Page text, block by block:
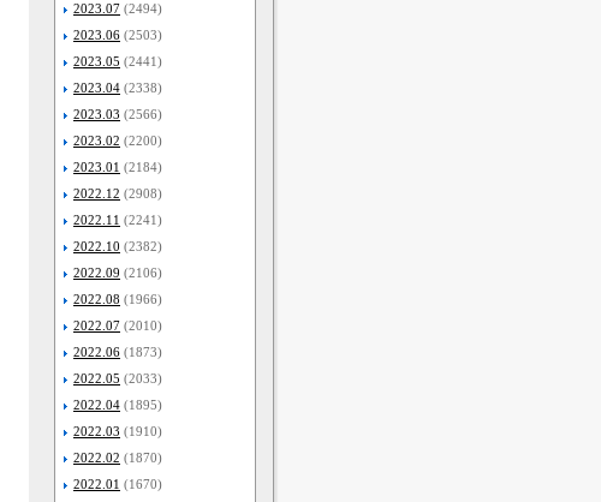
2023.07 (2494)
2023.06 (2503)
2023.05 (2441)
2023.04 (2338)
2023.03 (2566)
2023.02 (2200)
2023.01 (2184)
2022.12 (2908)
2022.11 (2241)
2022.10 (2382)
2022.09 (2106)
2022.08 (1966)
2022.07 (2010)
2022.06 (1873)
2022.05 (2033)
2022.04 (1895)
2022.03 (1910)
2022.02 (1870)
2022.01 (1670)